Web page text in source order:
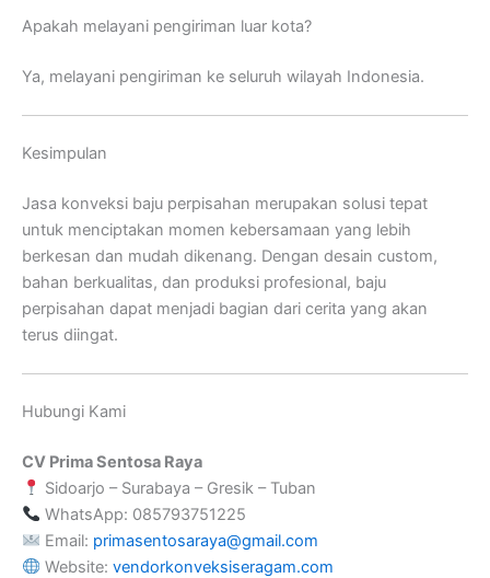
Apakah melayani pengiriman luar kota?
Ya, melayani pengiriman ke seluruh wilayah Indonesia.
Kesimpulan
Jasa konveksi baju perpisahan merupakan solusi tepat
untuk menciptakan momen kebersamaan yang lebih
berkesan dan mudah dikenang. Dengan desain custom,
bahan berkualitas, dan produksi profesional, baju
perpisahan dapat menjadi bagian dari cerita yang akan
terus diingat.
Hubungi Kami
CV Prima Sentosa Raya
Sidoarjo – Surabaya – Gresik – Tuban
WhatsApp: 085793751225
Email: primasentosaraya@gmail.com
Website: vendorkonveksiseragam.com